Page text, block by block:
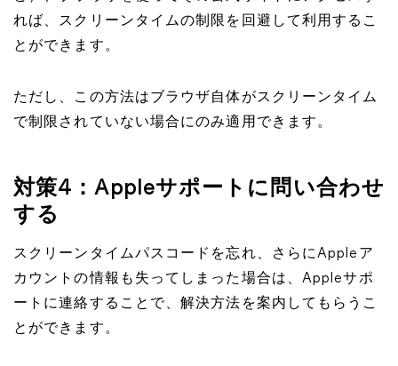
れば、スクリーンタイムの制限を回避して利用するこ
とができます。
ただし、この方法はブラウザ自体がスクリーンタイム
で制限されていない場合にのみ適用できます。
対策4：Appleサポートに問い合わせ
する
スクリーンタイムパスコードを忘れ、さらにAppleア
カウントの情報も失ってしまった場合は、Appleサポ
ートに連絡することで、解決方法を案内してもらうこ
とができます。